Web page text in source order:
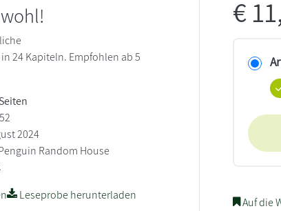
24 Kapiteln. Empfohlen ab 5
2024
Random House
Leseprobe herunterladen
€
Auf die